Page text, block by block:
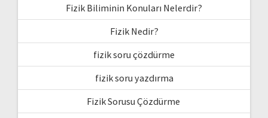
Fizik Biliminin Konuları Nelerdir?
Fizik Nedir?
fizik soru çözdürme
fizik soru yazdırma
Fizik Sorusu Çözdürme